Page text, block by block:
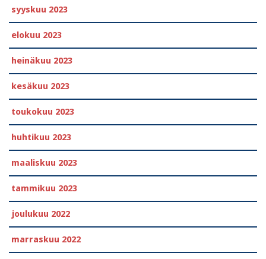
syyskuu 2023
elokuu 2023
heinäkuu 2023
kesäkuu 2023
toukokuu 2023
huhtikuu 2023
maaliskuu 2023
tammikuu 2023
joulukuu 2022
marraskuu 2022